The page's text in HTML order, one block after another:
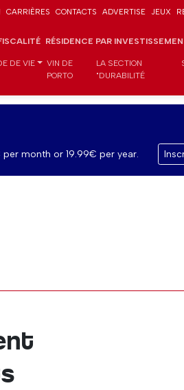
CARRIÈRES CONTACTS ADVERTISE JEUX
RÉSIDENCE PAR
DE VIE
VIN DE
PORTO
LA SECTION
"DURABILITÉ
month or 19.99€ per year.